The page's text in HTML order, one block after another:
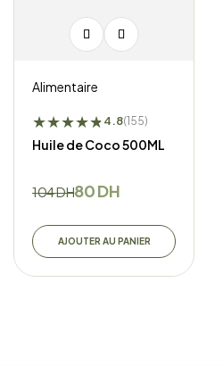
Alimentaire
★★★★★
★4.8(155)
Huile de Coco 500ML
104DH80DH
AJOUTER AU PANIER